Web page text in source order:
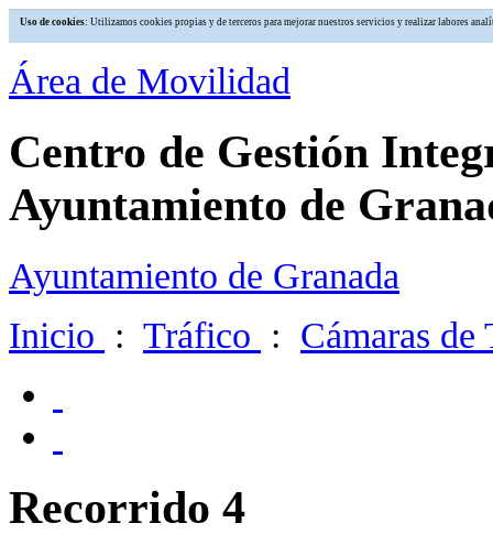
Uso de cookies: Utilizamos cookies propias y de terceros para mejorar nuestros servicios y realizar labores
Área de Movilidad
Centro de Gestión
Ayuntamiento de
Ayuntamiento de Granada
Inicio : Tráfico : Cámaras
Recorrido 4